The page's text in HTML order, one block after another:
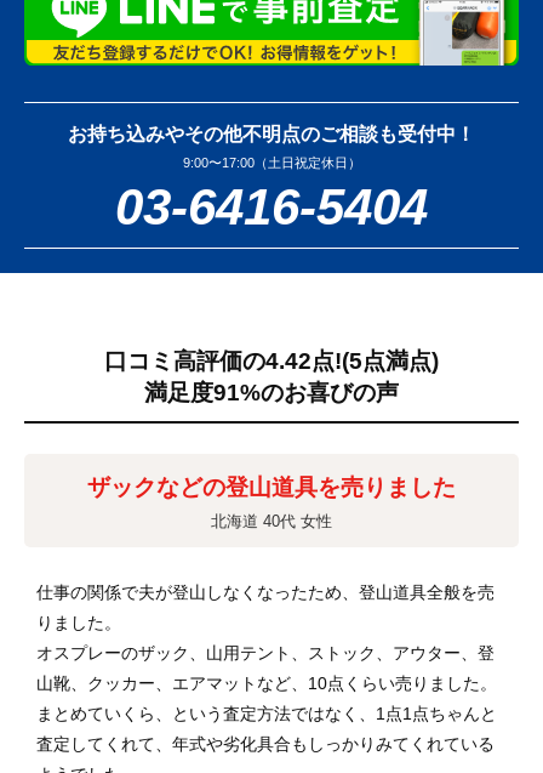
お持ち込みやその他不明点のご相談も受付中！
9:00〜17:00（土日祝定休日）
03-6416-5404
口コミ高評価の4.42点!(5点満点)
満足度91%のお喜びの声
ザックなどの登山道具を売りました
北海道 40代 女性
仕事の関係で夫が登山しなくなったため、登山道具全般を売
りました。
オスプレーのザック、山用テント、ストック、アウター、登
山靴、クッカー、エアマットなど、10点くらい売りました。
まとめていくら、という査定方法ではなく、1点1点ちゃんと
査定してくれて、年式や劣化具合もしっかりみてくれている